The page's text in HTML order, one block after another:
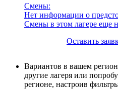
Смены:
Нет информации о
Смены в этом лагере еще
Оставить
Вариантов в вашем
другие лагеря или
регионе, настроив